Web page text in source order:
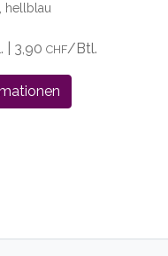
hellblau
| 3,90 CHF/Btl.